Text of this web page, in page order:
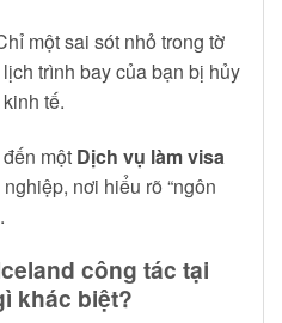
một sai sót nhỏ trong tờ
trình bay của bạn bị hủy
tế.
một Dịch vụ làm visa
nơi hiểu rõ “ngôn
công tác tại
khác biệt?